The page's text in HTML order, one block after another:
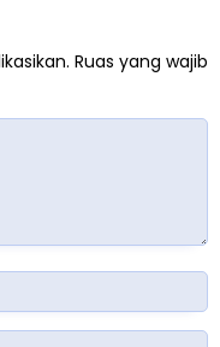
Ruas yang wajib